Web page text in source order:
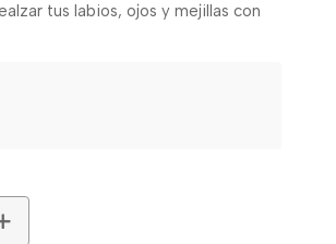
tus labios, ojos y mejillas con